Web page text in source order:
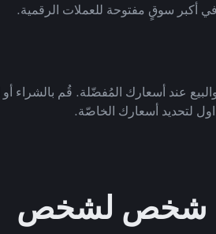
أكبر سوقٍ مفتوحة للعملات الرقمية.
عند أسعارك المُفضّلة. قُم بالشراء أو
لتحديد أسعارك الخاصّة.
من شخص لشخص